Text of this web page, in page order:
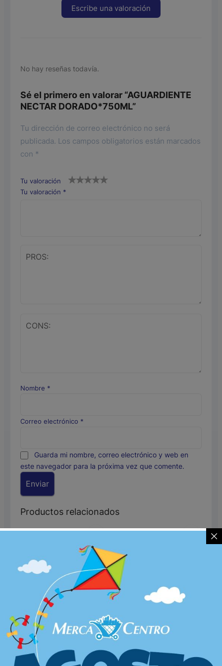
Escribe una valoración
No hay reseñas todavía.
Sé el primero en valorar “AGUARDIENTE
NECTAR DORADO*750ML”
Tu dirección de correo electrónico no será
publicada. Los campos obligatorios están marcados
con *
Tu valoración
Tu valoración *
Nombre *
Correo electrónico *
Guarda mi nombre, correo electrónico y web en
este navegador para la próxima vez que comente.
Productos relacionados
Licores,
Licores
Y Cigarrilos
ESTUCHE BRINDIS
X 2 TETRA VERDE
Licores
Y Cigarrilos
JP CHENET ICE